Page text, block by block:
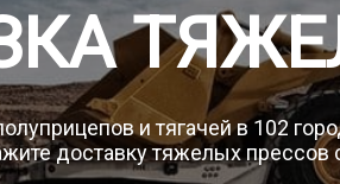
и тягачей в 102
доставку тяжелых прессов